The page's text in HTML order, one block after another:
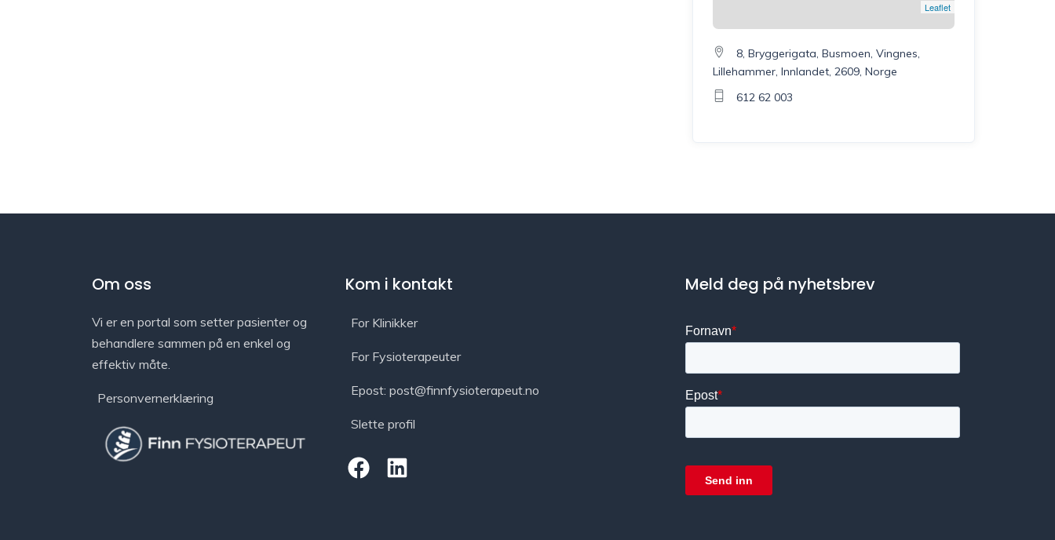
Leaflet
8, Bryggerigata, Busmoen, Vingnes,
Lillehammer, Innlandet, 2609, Norge
612 62 003
Om oss
Vi er en portal som setter pasienter og
behandlere sammen på en enkel og
effektiv måte.
Personvernerklæring
Kom i kontakt
For Klinikker
For Fysioterapeuter
Epost: post@finnfysioterapeut.no
Slette profil
Meld deg på nyhetsbrev